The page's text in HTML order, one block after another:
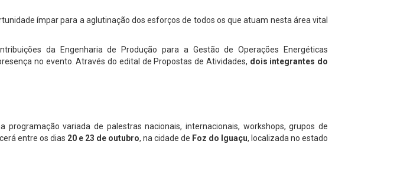
ímpar para a aglutinação dos esforços de todos os que atuam nesta área vital
da Engenharia de Produção para a Gestão de Operações Energéticas
no evento. Através do edital de Propostas de Atividades, dois integrantes do
variada de palestras nacionais, internacionais, workshops, grupos de
entre os dias 20 e 23 de outubro, na cidade de Foz do Iguaçu, localizada no estado